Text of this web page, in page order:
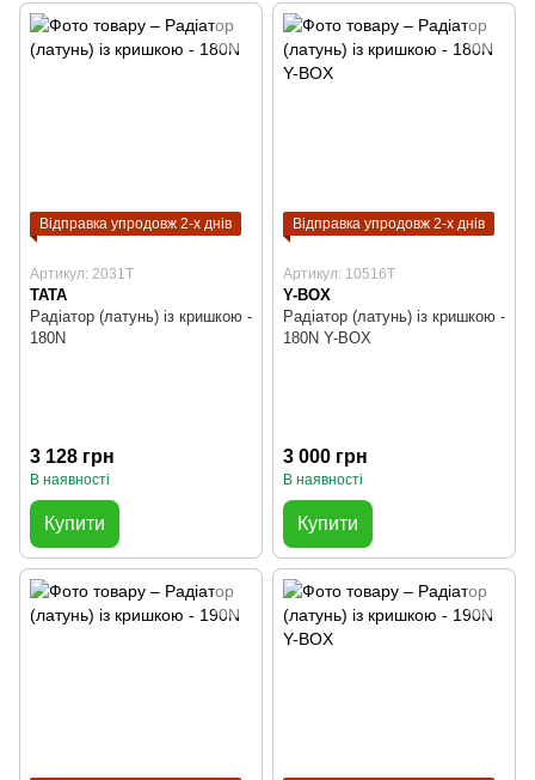
Відправка упродовж 2-х днів
Артикул: 2031T
TATA
Радіатор (латунь) із кришкою -
180N
3 128 грн
В наявності
Купити
Відправка упродовж 2-х днів
Артикул: 10516T
Y-BOX
Радіатор (латунь) із кришкою -
180N Y-BOX
3 000 грн
В наявності
Купити